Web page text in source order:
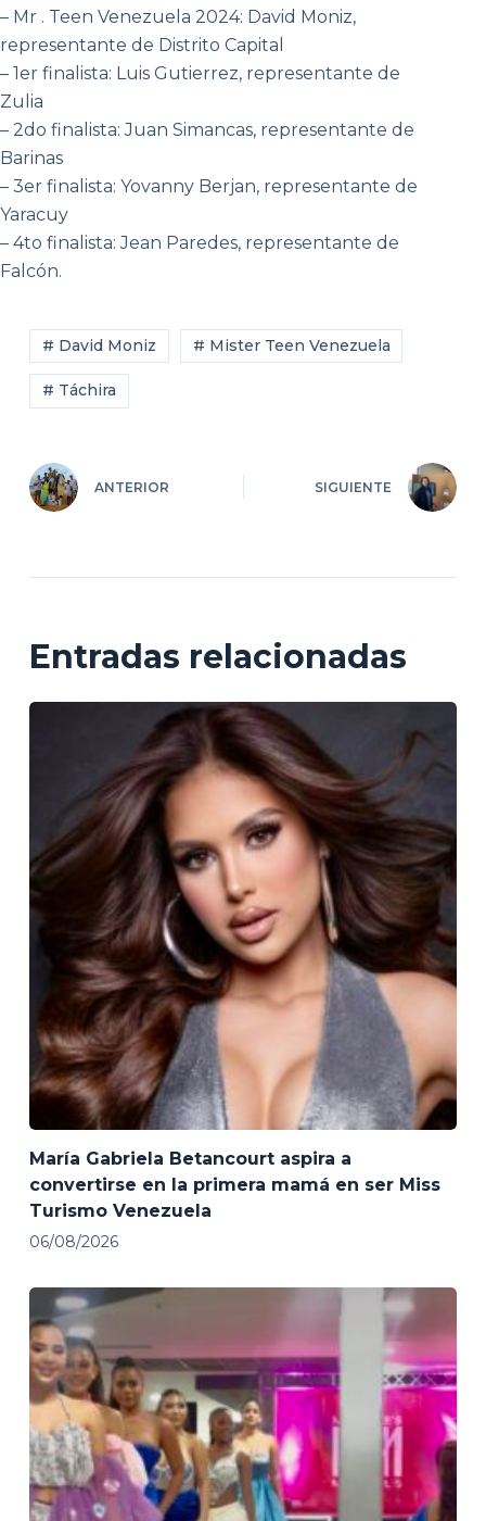
– Mr . Teen Venezuela 2024: David Moniz,
representante de Distrito Capital
– 1er finalista: Luis Gutierrez, representante de
Zulia
– 2do finalista: Juan Simancas, representante de
Barinas
– 3er finalista: Yovanny Berjan, representante de
Yaracuy
– 4to finalista: Jean Paredes, representante de
Falcón.
# David Moniz # Mister Teen Venezuela
# Táchira
ANTERIOR SIGUIENTE
Entradas relacionadas
María Gabriela Betancourt aspira a
convertirse en la primera mamá en ser Miss
Turismo Venezuela
06/08/2026